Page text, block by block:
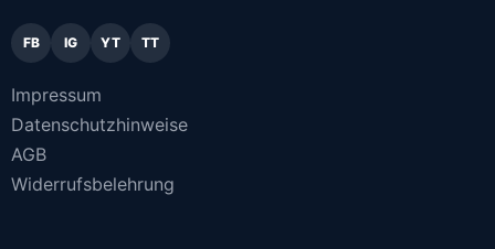
FB IG YT TT
Impressum
Datenschutzhinweise
AGB
Widerrufsbelehrung